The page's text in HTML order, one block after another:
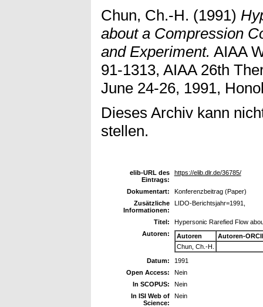
Chun, Ch.-H. (1991)
about a Compression
and Experiment. AIAA
91-1313, AIAA 26th
June 24-26, 1991,
Dieses Archiv kann
stellen.
elib-URL des
Eintrags:
https://elib.dlr.de/36785/
Dokumentart:
Konferenzbeitrag (Paper)
Zusätzliche
Informationen:
LIDO-Berichtsjahr=1991,
Titel:
Hypersonic Rarefied Flow
Autoren:
Autoren
Autoren-
Chun, Ch.-H.
Datum:
1991
Open Access:
Nein
In SCOPUS:
Nein
In ISI Web of
Science:
Nein